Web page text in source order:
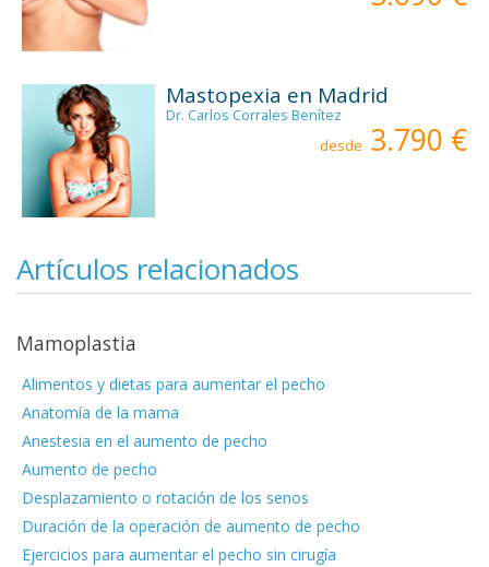
Mastopexia en Madrid
Dr. Carlos Corrales Benítez
desde 3.790 €
Artículos relacionados
Mamoplastia
Alimentos y dietas para aumentar el pecho
Anatomía de la mama
Anestesia en el aumento de pecho
Aumento de pecho
Desplazamiento o rotación de los senos
Duración de la operación de aumento de pecho
Ejercicios para aumentar el pecho sin cirugía